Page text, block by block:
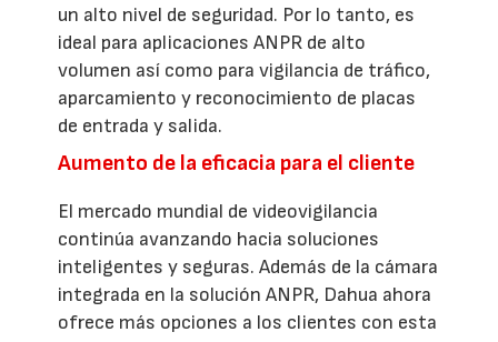
un alto nivel de seguridad. Por lo tanto, es
ideal para aplicaciones ANPR de alto
volumen así como para vigilancia de tráfico,
aparcamiento y reconocimiento de placas
de entrada y salida.
Aumento de la eficacia para el cliente
El mercado mundial de videovigilancia
continúa avanzando hacia soluciones
inteligentes y seguras. Además de la cámara
integrada en la solución ANPR, Dahua ahora
ofrece más opciones a los clientes con esta